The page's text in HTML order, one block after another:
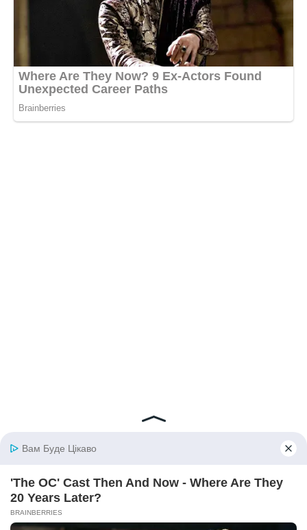
© 2026 iBilingua